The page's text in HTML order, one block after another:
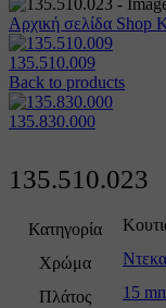
Αρχική σελίδα Shop
135.510.009
Back to products
135.830.000
135.510.023
Κατηγορία
Χρώμα
Πλάτος 15